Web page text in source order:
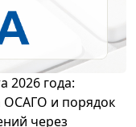
2026 года:
ОСАГО и порядок
через